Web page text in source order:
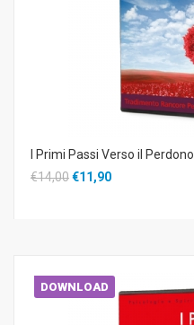
I Primi Passi Verso il Perdono
€14,00€11,90
DOWNLOAD